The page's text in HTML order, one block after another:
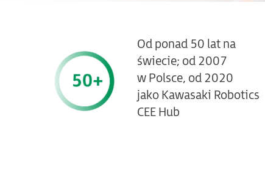
Od ponad 50 lat na
świecie; od 2007
w Polsce, od 2020
jako Kawasaki Robotics
CEE Hub